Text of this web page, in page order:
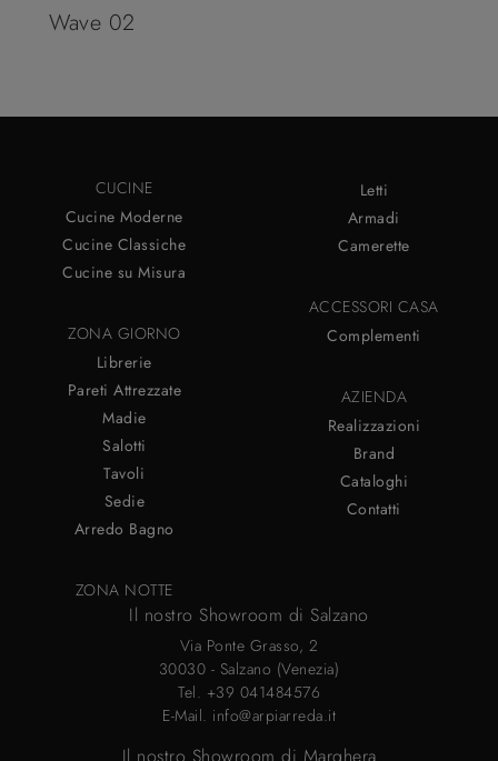
Wave 02
CUCINE
Cucine Moderne
Cucine Classiche
Cucine su Misura
ZONA GIORNO
Librerie
Pareti Attrezzate
Madie
Salotti
Tavoli
Sedie
Arredo Bagno
ZONA NOTTE
Letti
Armadi
Camerette
ACCESSORI CASA
Complementi
AZIENDA
Realizzazioni
Brand
Cataloghi
Contatti
Il nostro Showroom di Salzano
Via Ponte Grasso, 2
30030 - Salzano (Venezia)
Tel. +39 041484576
E-Mail. info@arpiarreda.it
Il nostro Showroom di Marghera